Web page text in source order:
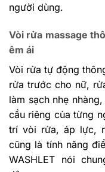
người dùng.
Vòi rửa massage
êm ái
Vòi rửa tự động
rửa trước cho nữ,
làm sạch nhẹ
cầu riêng của từng
trí vòi rửa, áp lực,
cũng là tính năng
WASHLET nói